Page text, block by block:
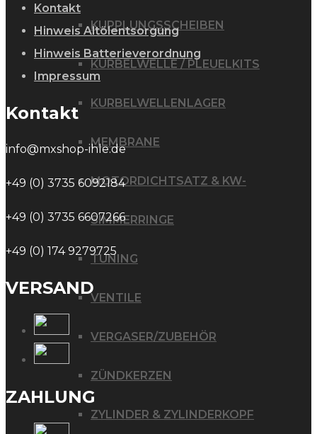
KUPPLUNGSSCHEIBEN
KURBELWELLE / PLEUELKITS
KURBELWELLENLAGER
MEMBRANE
MOTORDICHTSATZ & KW-
SIMMERRINGE
TUNING
VENTILE
VERGASER/ZUBEHÖR
ZÜNDKERZEN
ZYLINDER & ZYLINDERKOPF
Kontakt
Hinweis Altölentsorgung
Hinweis Batterieverordnung
Impressum
Kontakt
info@mxshop-ihle.de
+49 (0) 3735 6092184
+49 (0) 3735 6607266
+49 (0) 174 9279725
VERSAND
ZAHLUNG